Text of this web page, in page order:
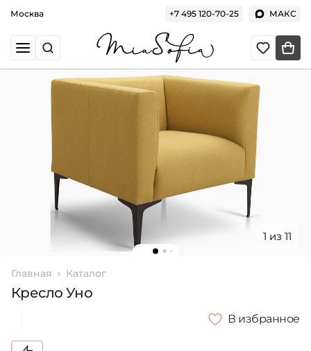
Москва +7 495 120-70-25 МАКС
1 из 11
Главная Каталог
Кресло Уно
В избранное